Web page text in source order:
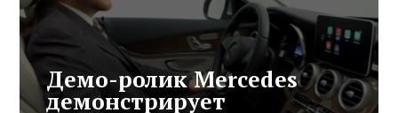
Демо-ролик Mercedes
демонстрирует